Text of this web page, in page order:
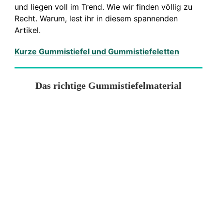
und liegen voll im Trend. Wie wir finden völlig zu
Recht. Warum, lest ihr in diesem spannenden
Artikel.
Kurze Gummistiefel und Gummistiefeletten
Das richtige Gummistiefelmaterial